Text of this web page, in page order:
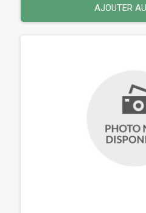
AJOUTER